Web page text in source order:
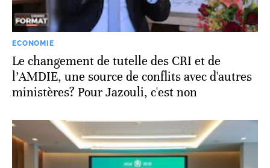
ECONOMIE
Le changement de tutelle des CRI et de
l’AMDIE, une source de conflits avec d'autres
ministères? Pour Jazouli, c'est non